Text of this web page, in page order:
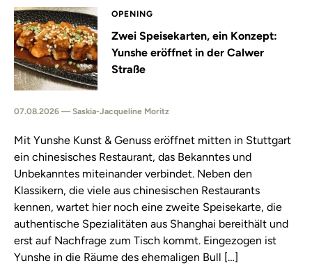
OPENING
Zwei Speisekarten, ein Konzept:
Yunshe eröffnet in der Calwer
Straße
07.08.2026 — Saskia-Jacqueline Moritz
Mit Yunshe Kunst & Genuss eröffnet mitten in Stuttgart
ein chinesisches Restaurant, das Bekanntes und
Unbekanntes miteinander verbindet. Neben den
Klassikern, die viele aus chinesischen Restaurants
kennen, wartet hier noch eine zweite Speisekarte, die
authentische Spezialitäten aus Shanghai bereithält und
erst auf Nachfrage zum Tisch kommt. Eingezogen ist
Yunshe in die Räume des ehemaligen Bull […]